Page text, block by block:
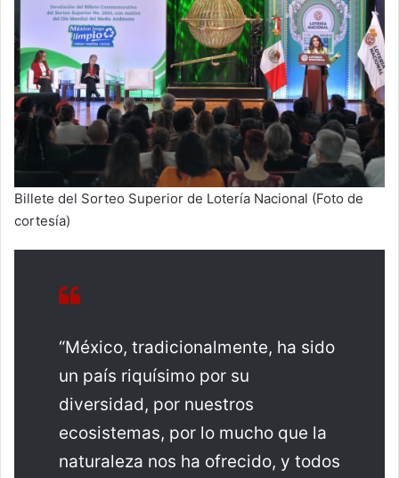
Billete del Sorteo Superior de Lotería Nacional (Foto de
cortesía)
“México, tradicionalmente, ha sido
un país riquísimo por su
diversidad, por nuestros
ecosistemas, por lo mucho que la
naturaleza nos ha ofrecido, y todos